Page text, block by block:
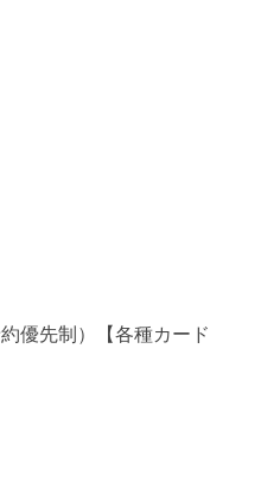
優先制）【各種カード